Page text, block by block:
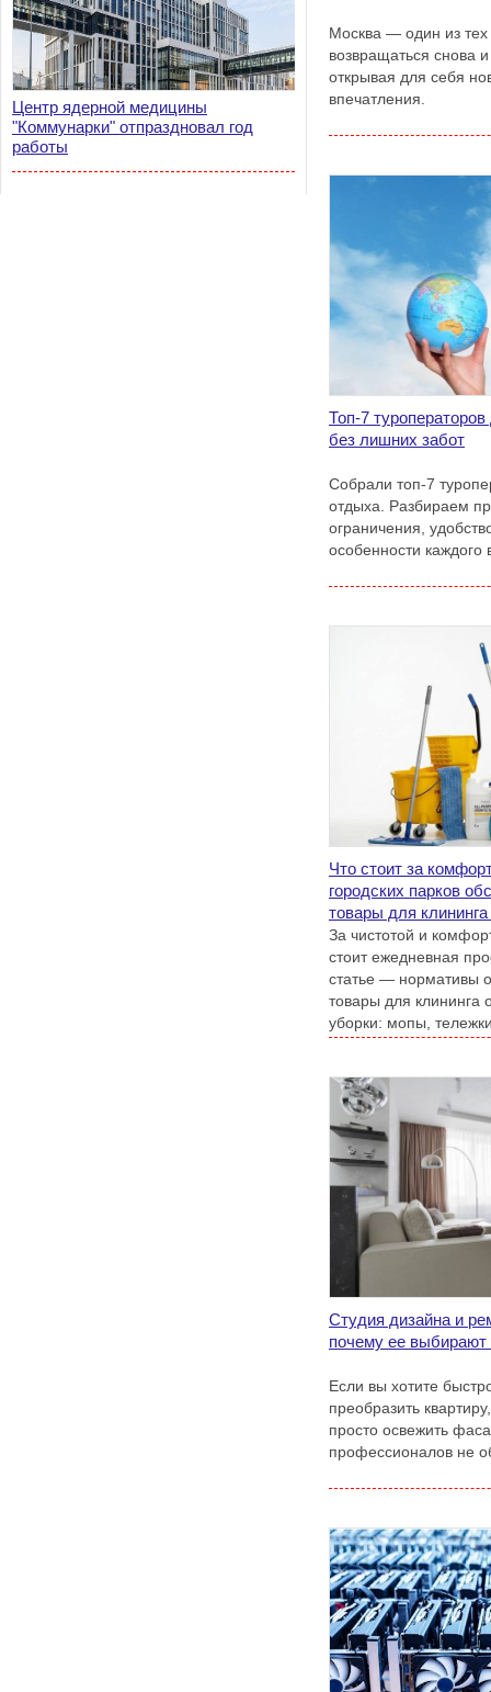
Центр ядерной медицины
"Коммунарки" отпраздновал год
работы
Москва — один из
возвращаться снова
открывая для себя
впечатления.
Топ-7
без лишних забот
Собрали топ-7
отдыха. Разбираем
ограничения,
особенности каждого
Что стоит за
городских парков
товары для
За чистотой и
стоит ежедневная
статье — нормативы
товары для клининга
уборки: мопы,
Студия дизайна и
почему ее выбирают
Если вы хотите
преобразить
просто освежить
профессионалов не